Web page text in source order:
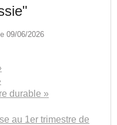
09/06/2026
durable »
au 1er trimestre de